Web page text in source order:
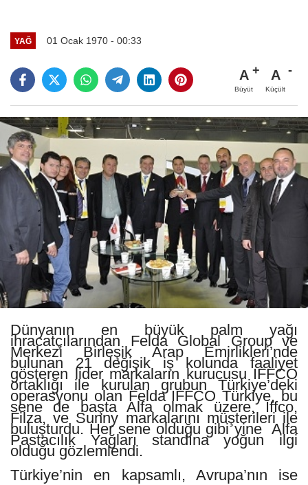
YAĞ 01 Ocak 1970 - 00:33
A
Büyüt
A
Küçült
Dünyanın en büyük palm yağı
ihracatçılarından Felda Global Group ve
Merkezi Birleşik Arap Emirlikleri’nde
bulunan 21 değişik iş kolunda faaliyet
gösteren lider markaların kurucusu IFFCO
ortaklığı ile kurulan grubun Türkiye’deki
operasyonu olan Felda IFFCO Türkiye, bu
sene de başta Alfa olmak üzere, Iffco,
Filza, ve Sunny markalarını müşterileri ile
buluşturdu. Her sene olduğu gibi yine Alfa
Pastacılık Yağları standına yoğun ilgi
olduğu gözlemlendi.
Türkiye’nin en kapsamlı, Avrupa’nın ise